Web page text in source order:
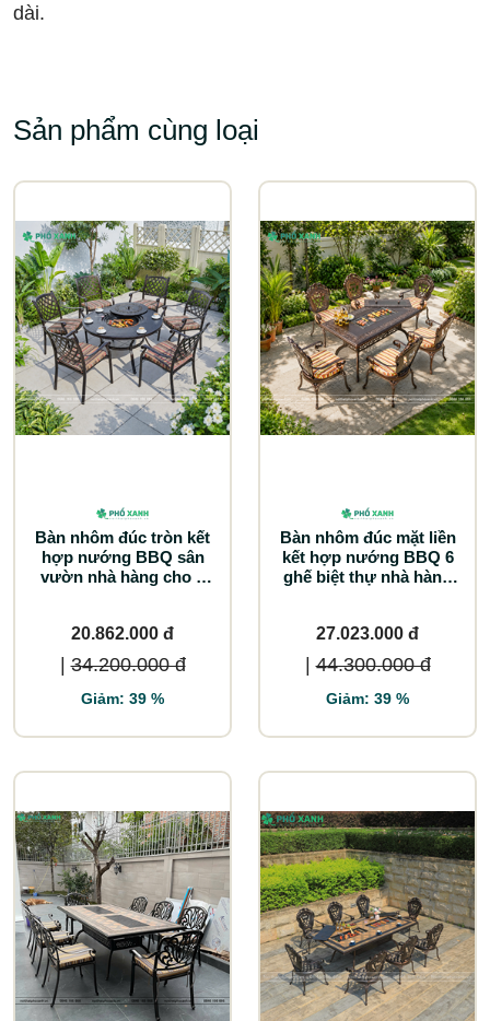
dài.
Sản phẩm cùng loại
Bàn nhôm đúc tròn kết
hợp nướng BBQ sân
vườn nhà hàng cho 6
20.862.000 đ
34.200.000 đ
Giảm: 39 %
Bàn nhôm đúc mặt liền
kết hợp nướng BBQ 6
ghế biệt thự nhà hàng
27.023.000 đ
44.300.000 đ
Giảm: 39 %